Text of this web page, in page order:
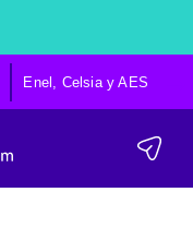
Enel, Celsia y AES